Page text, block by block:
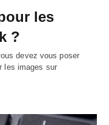
les
?
devez vous poser
les images sur